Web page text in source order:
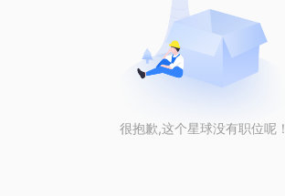
很抱歉,这个星球没有职位呢！